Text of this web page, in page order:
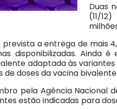
Duas
(11/
prevista a entrega de mais
disponibilizadas. Ainda
adaptada às
doses da vacina
pela Agência Nacional
estão indicadas para